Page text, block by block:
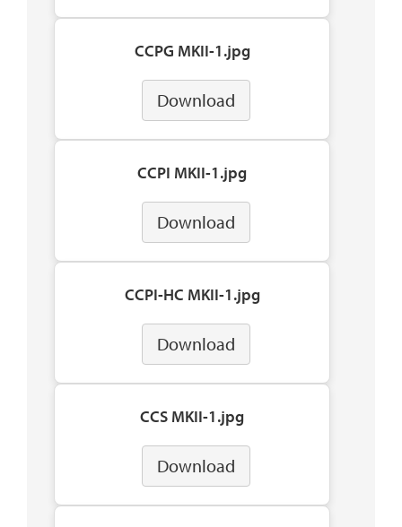
CCPG MKII-1.jpg
Download
CCPI MKII-1.jpg
Download
CCPI-HC MKII-1.jpg
Download
CCS MKII-1.jpg
Download